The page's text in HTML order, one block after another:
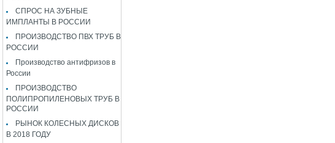
СПРОС НА ЗУБНЫЕ
ИМПЛАНТЫ В РОССИИ
ПРОИЗВОДСТВО ПВХ ТРУБ В
РОССИИ
Производство антифризов в
России
ПРОИЗВОДСТВО
ПОЛИПРОПИЛЕНОВЫХ ТРУБ В
РОССИИ
РЫНОК КОЛЕСНЫХ ДИСКОВ
В 2018 ГОДУ